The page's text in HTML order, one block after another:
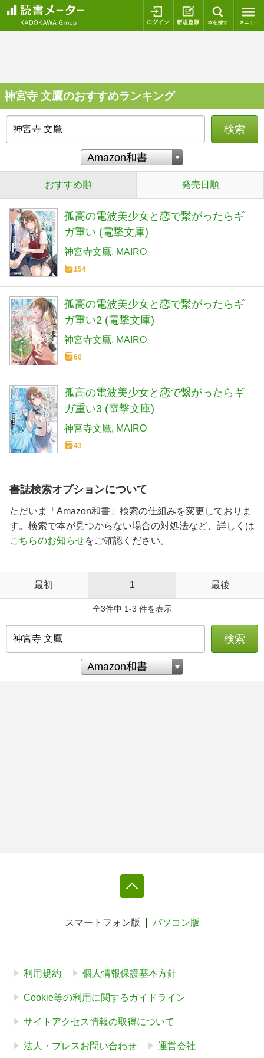
ログイン 新規登録
神宮寺 文鷹のおすすめランキング
検索
おすすめ順 発売日順
孤高の電波美少女と恋で繋がったらギ
ガ重い (電撃文庫)
神宮寺文鷹 MAIRO
154
孤高の電波美少女と恋で繋がったらギ
ガ重い2 (電撃文庫)
神宮寺文鷹 MAIRO
60
孤高の電波美少女と恋で繋がったらギ
ガ重い3 (電撃文庫)
神宮寺文鷹 MAIRO
43
書誌検索オプションについて
ただいま「Amazon和書」検索の仕組みを変更しておりま
す。検索で本が見つからない場合の対処法など、詳しくは
こちらのお知らせをご確認ください。
最初 1 最後
全3件中 1-3 件を表示
検索
スマートフォン版 パソコン版
利用規約 個人情報保護基本方針
Cookie等の利用に関するガイドライン
サイトアクセス情報の取得について
法人・プレスお問い合わせ 運営会社